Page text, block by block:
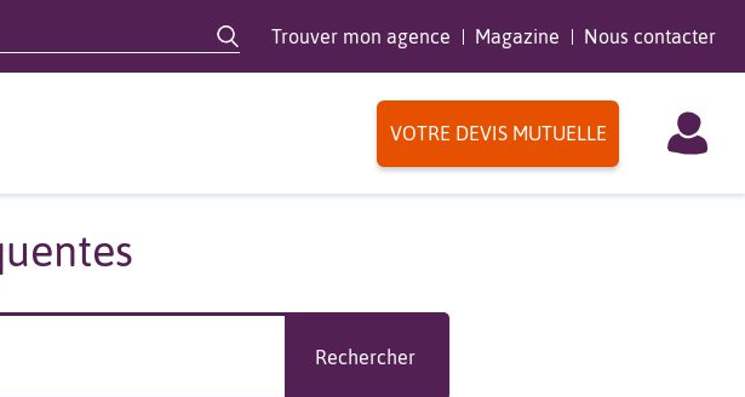
Trouver mon agence Magazine Nous contacter
VOTRE DEVIS MUTUELLE
Rechercher